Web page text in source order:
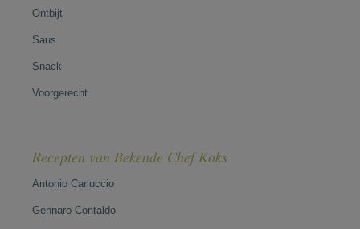
Ontbijt
Saus
Snack
Voorgerecht
Recepten van Bekende Chef Koks
Antonio Carluccio
Gennaro Contaldo